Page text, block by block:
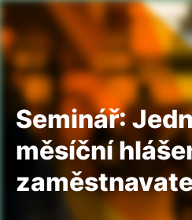
Seminář:
měsíční